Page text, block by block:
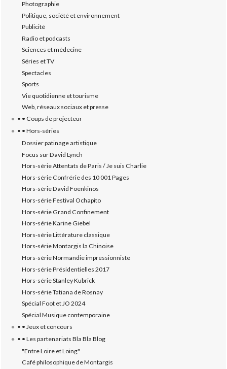
Photographie
Politique, société et environnement
Publicité
Radio et podcasts
Sciences et médecine
Séries et TV
Spectacles
Sports
Vie quotidienne et tourisme
Web, réseaux sociaux et presse
• • Coups de projecteur
• • Hors-séries
Dossier patinage artistique
Focus sur David Lynch
Hors-série Attentats de Paris / Je suis Charlie
Hors-série Confrérie des 10 001 Pages
Hors-série David Foenkinos
Hors-série Festival Ochapito
Hors-série Grand Confinement
Hors-série Karine Giebel
Hors-série Littérature classique
Hors-série Montargis la Chinoise
Hors-série Normandie impressionniste
Hors-série Présidentielles 2017
Hors-série Stanley Kubrick
Hors-série Tatiana de Rosnay
Spécial Foot et JO 2024
Spécial Musique contemporaine
• • Jeux et concours
• • Les partenariats Bla Bla Blog
"Entre Loire et Loing"
Café philosophique de Montargis